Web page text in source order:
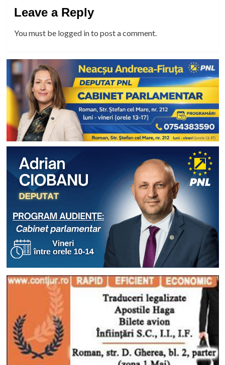
Leave a Reply
You must be logged into post a comment.